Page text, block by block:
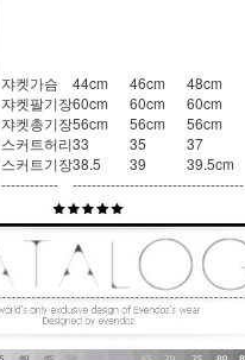
쟈켓가슴 44cm 46cm
48cm
쟈켓팔기장60cm 60cm
60cm
쟈켓총기장56cm 56cm
56cm
스커트허리33 35
37
스커트기장38.5 39
39.5cm
------------
------------------------------------